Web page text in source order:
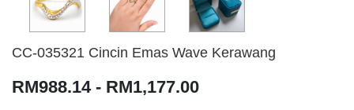
CC-035321 Cincin Emas Wave Kerawang
RM988.14 - RM1,177.00